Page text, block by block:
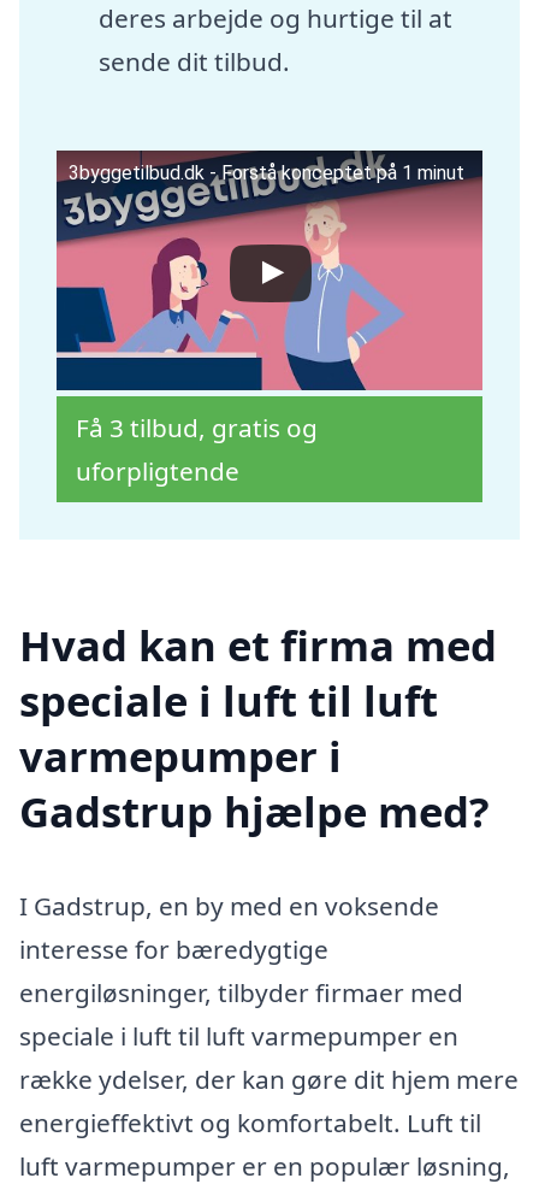
deres arbejde og hurtige til at
sende dit tilbud.
3byggetilbud.dk - Forstå konceptet på 1 minut
Få 3 tilbud, gratis og
uforpligtende
Hvad kan et firma med
speciale i luft til luft
varmepumper i
Gadstrup hjælpe med?
I Gadstrup, en by med en voksende
interesse for bæredygtige
energiløsninger, tilbyder firmaer med
speciale i luft til luft varmepumper en
række ydelser, der kan gøre dit hjem mere
energieffektivt og komfortabelt. Luft til
luft varmepumper er en populær løsning,